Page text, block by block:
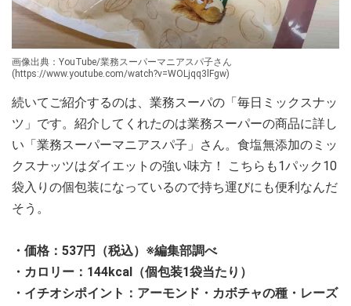
画像出典：YouTube/業務スーパーマニアスパ子さん
(https://www.youtube.com/watch?v=WOLjqq3lFgw)
続いてご紹介するのは、業務スーパの「毎日ミックスナッ
ツ」です。紹介してくれたのは業務スーパーの商品に詳し
い「業務スーパーマニアスパ子」さん。食塩無添加のミッ
クスナッツはダイエットの強い味方！ こちらも1パック10
袋入りの個包装になっているので持ち運びにも便利なんだ
そう。
・価格：537円（税込）※編集部調べ
・カロリー：144kcal（個包装1袋当たり）
・イチオシポイント：アーモンド・カボチャの種・レーズ